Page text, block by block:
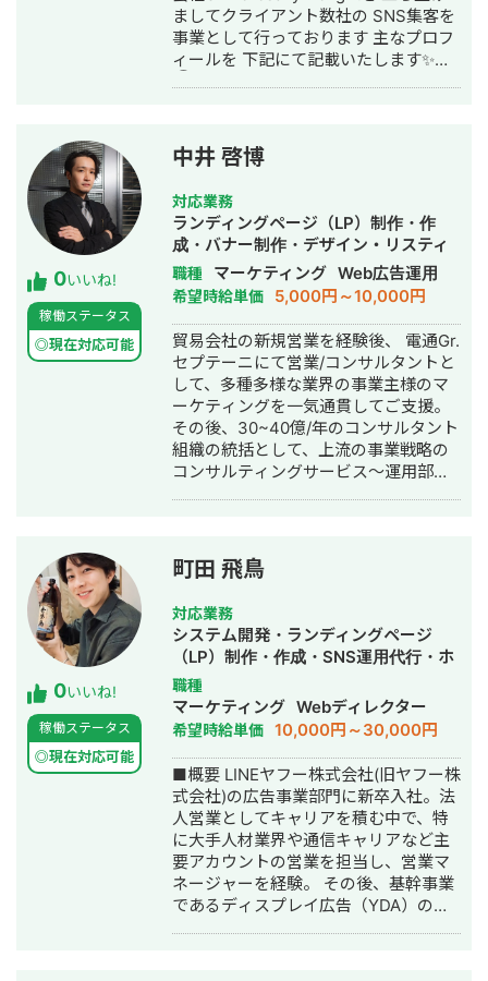
にご相談ください。 ちなみに仕事とは
関係ないのですが、
2020/12/15~2021/8/28でヒッチハイク
で47都道府県を縦断しております。 ど
ましてクライアント数社の SNS集客を
事業として行っております 主なプロフ
ィールを 下記にて記載いたします✨
YouTube100万人登録 ・美容系クリニ
ックYouTube約3万人登録 →集客率
200％UP ・発達療育instagram売上
100％UP ・YouTube動画100万再生 ・
総SNSコンサル50件以上 ③具体的に
行っていること ・SNSを使用した集客
導線設計 ・SNSアカウント集客(採用)
設計 ・動画や画像コンテンツ生成 ・コ
ンテンツ企画立案 ・コンテンツ台本作
成 ・サムネイル画像作成 ・動画制作、
編集 ・アナリティクス分析
0いいね!
稼働ステータス
◎現在対応可能
中井 啓博
対応業務
ランディングページ（LP）制作・作
成・バナー制作・デザイン・リスティ
ング広告運用代行・営業代行・採用代
行
職種 マーケティング Web広告運用
希望時給単価 5,000円～10,000円
貿易会社の新規営業を経験後、 電通Gr.
セプテーニにて営業/コンサルタントと
して、多種多様な業界の事業主様のマ
ーケティングを一気通貫してご支援。
その後、30~40億/年のコンサルタント
組織の統括として、上流の事業戦略の
コンサルティングサービス～運用部隊
様のスケールハックにて圧倒的成果を
創出。 弊社は、 ・大手代理店や事業側
のマーケ責任者出身の少数精鋭集団 ・
戦略伴走型の業界トップクラスの広告
運用力 ・事業主様と成長する報酬形態
モデル の伴走型の広告代理店となりま
す。 事業主様と成長することをモット
ーとする広告代理店です。 徹底的に売
上拡大に拘るスタンスで、マーケティ
ングを成功に導きます。 アカウントサ
ーベイやご相談から無料で承わらせて
いただいておりますので、マーケティ
ング周りでお困りの方はお気軽にお申
し付けください。
0いいね!
稼働ステータス
◎現在対応可能
町田 飛鳥
対応業務
システム開発・ランディングページ
（LP）制作・作成・SNS運用代行・ホ
ームページ制作・作成・バナー制作・
デザイン・リスティング広告運用代
行・営業代行
職種
マーケティング Webディレクター
希望時給単価 10,000円～30,000円
■概要 LINEヤフー株式会社(旧ヤフー株
式会社)の広告事業部門に新卒入社。法
人営業としてキャリアを積む中で、特
に大手人材業界や通信キャリアなど主
要アカウントの営業を担当し、営業マ
ネージャーを経験。 その後、基幹事業
であるディスプレイ広告（YDA）のプ